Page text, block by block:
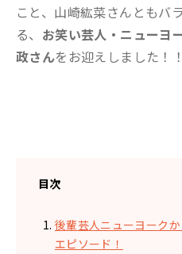
こと、山崎紘菜さんともバ
る、 お笑い芸人・ニューヨ
政さんをお迎えしました！！
目次
後輩芸人ニューヨーク
エピソード！